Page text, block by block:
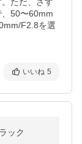
50〜60mm
F2.8を選
いいね 5
ック